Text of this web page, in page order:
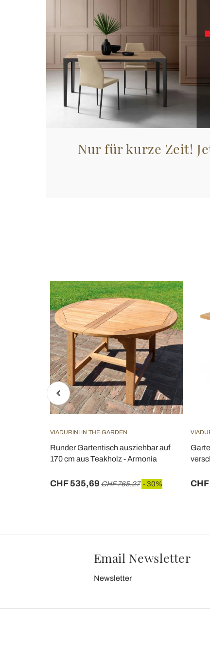
Nur für kurze Zeit!
VIADURINI IN THE GARDEN
Runder Gartentisch ausziehbar auf
170 cm aus Teakholz - Armonia
CHF 535,69 CHF 765,27 - 30%
Email Newsletter
Newsletter